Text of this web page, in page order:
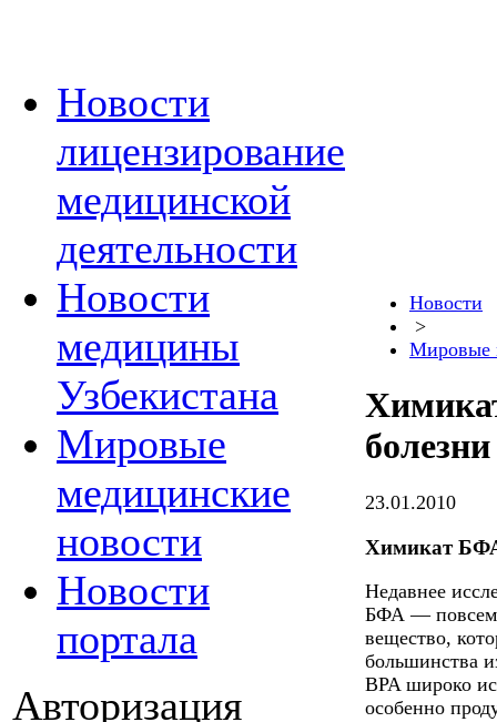
Новости
лицензирование
медицинской
деятельности
Новости
медицины
Узбекистана
Мировые
медицинские
новости
Новости
портала
Авторизация
Новости
>
Мировые
23.01.2010
Химикат БФА
Недавнее
БФА —
вещество,
большинства
BPA широко
особенно